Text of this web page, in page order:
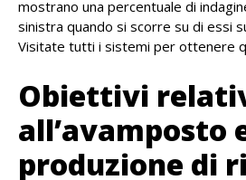
mostrano una percentuale di
sinistra quando si scorre su di essi
Visitate tutti i sistemi per ottenere
Obiettivi
all’avamposto
produzione di